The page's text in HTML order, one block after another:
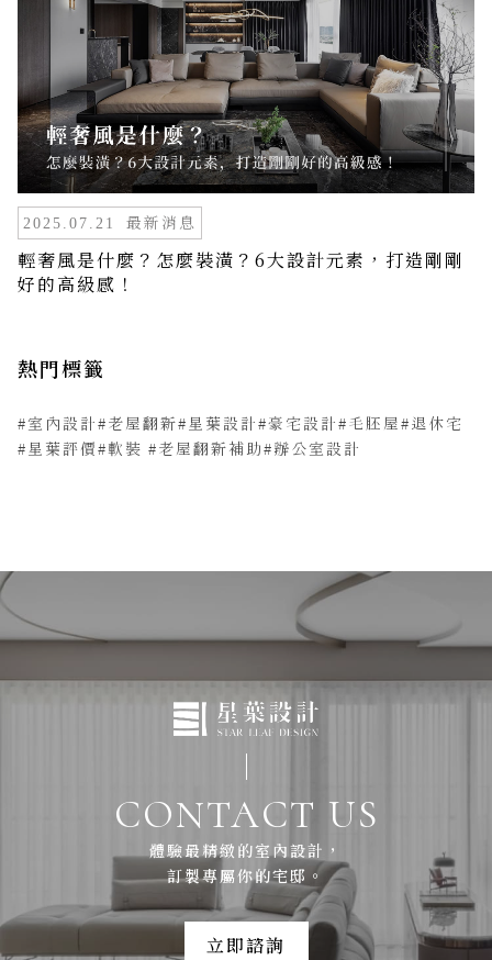
2025.07.21 最新消息
輕奢風是什麼？怎麼裝潢？6大設計元素，打造剛剛
好的高級感！
熱門標籤
#室內設計#老屋翻新#星葉設計#豪宅設計#毛胚屋#退休宅
#星葉評價#軟裝 #老屋翻新補助#辦公室設計
CONTACT US
體驗最精緻的室內設計，
訂製專屬你的宅邸。
立即諮詢